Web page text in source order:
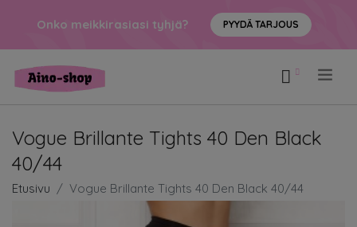
Onko meikkirasiasi tyhjä? PYYDÄ TARJOUS
Vogue Brillante Tights 40 Den Black
40/44
Etusivu Vogue Brillante Tights 40 Den Black 40/44